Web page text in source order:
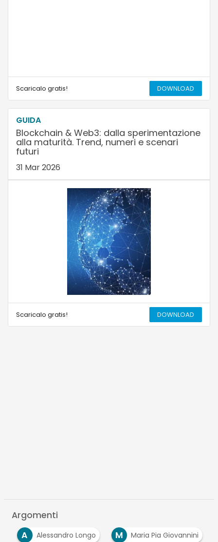
Scaricalo gratis! DOWNLOAD
GUIDA
Blockchain & Web3: dalla sperimentazione
alla maturità. Trend, numeri e scenari
futuri
31 Mar 2026
Scaricalo gratis! DOWNLOAD
Argomenti
A Alessandro Longo M Maria Pia Giovannini